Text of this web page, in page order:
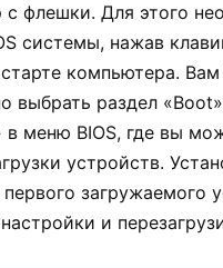
с флешки. Для этого
системы, нажав
компьютера. Вам
выбрать раздел
в меню BIOS, где вы
устройств.
первого загружаемого
и